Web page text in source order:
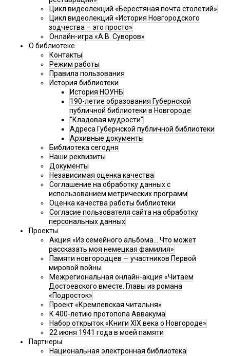
Цикл видеолекций «Берестяная почта столетий»
Цикл видеолекций «История Новгородского
зодчества – это просто»
Онлайн-игра «А.В. Суворов»
О библиотеке
Контакты
Режим работы
Правила пользования
История библиотеки
История НОУНБ
190-летие образования Губернской
публичной библиотеки в Новгороде
"Кладовая мудрости"
Адреса Губернской публичной библиотеки
Архивные документы
Библиотека сегодня
Наши реквизиты
Документы
Независимая оценка качества
Соглашение на обработку данных с
использованием метрических программ
Оценка качества работы библиотеки
Согласие пользователя сайта на обработку
персональных данных
Проекты
Акция «Из семейного альбома... Что может
рассказать моя немецкая фамилия»
Памяти новгородцев — участников Первой
мировой войны
Межрегиональная онлайн-акция «Читаем
Достоевского вместе. Главы из романа
«Подросток»
Проект «Кремлевская читальня»
К 400-летию протопопа Аввакума
Набор открыток «Книги XIX века о Новгороде»
22 июня 1941 года в моей памяти
Партнеры
Национальная электронная библиотека